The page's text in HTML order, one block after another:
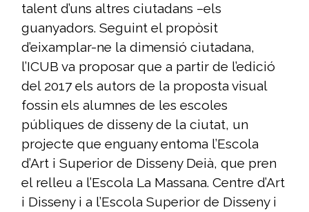
talent d’uns altres ciutadans –els
guanyadors. Seguint el propòsit
d’eixamplar-ne la dimensió ciutadana,
l’ICUB va proposar que a partir de l’edició
del 2017 els autors de la proposta visual
fossin els alumnes de les escoles
públiques de disseny de la ciutat, un
projecte que enguany entoma l’Escola
d’Art i Superior de Disseny Deià, que pren
el relleu a l’Escola La Massana. Centre d’Art
i Disseny i a l’Escola Superior de Disseny i